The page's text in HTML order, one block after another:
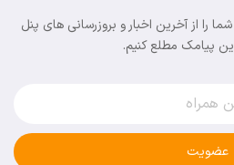
را از آخرین اخبار و بروزرسانی های پنل
پیامک مطلع کنیم.
عضویت